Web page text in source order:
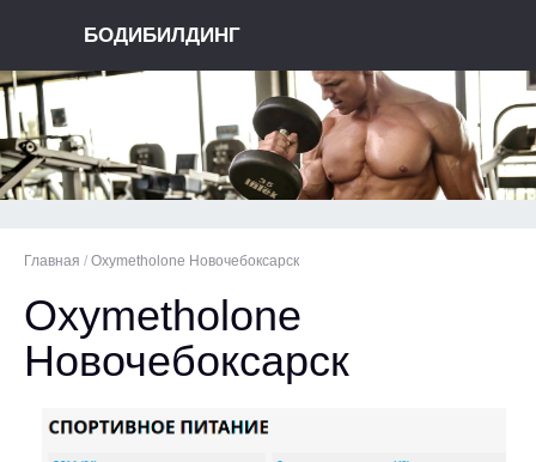
БОДИБИЛДИНГ
Главная / Oxymetholone Новочебоксарск
Oxymetholone
Новочебоксарск